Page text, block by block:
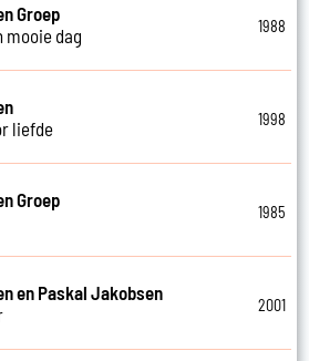
Groep
mooie dag
1988
liefde
1998
Groep
1985
en Paskal Jakobsen
2001